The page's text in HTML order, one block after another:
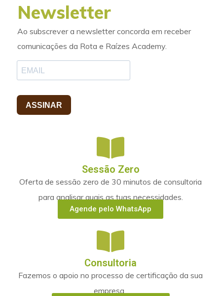
Newsletter
Ao subscrever a newsletter concorda em receber
comunicações da Rota e Raízes Academy.
Sessão Zero
Oferta de sessão zero de 30 minutos de consultoria
para analisar quais as tuas necessidades.
Agende pelo WhatsApp
Consultoria
Fazemos o apoio no processo de certificação da sua
empresa.